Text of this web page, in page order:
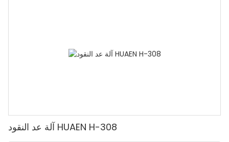
آلة عد النقود HUAEN H-308